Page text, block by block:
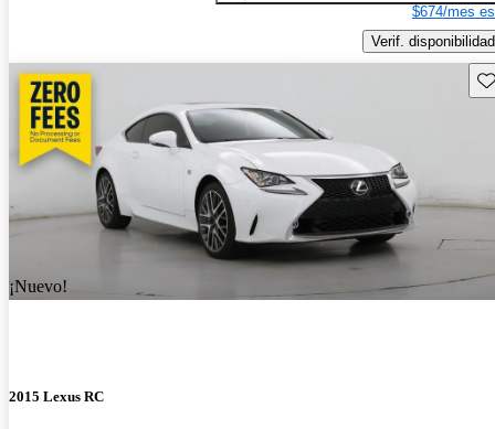
$674/mes
Verif. disponibilidad
¡Nuevo!
2015 Lexus RC